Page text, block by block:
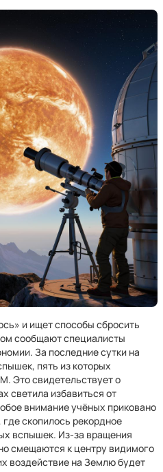
и ищет способы сбросить
сообщают специалисты
За последние сутки на
пять из которых
Это свидетельствует о
светила избавиться от
внимание учёных приковано
скопилось рекордное
вспышек. Из-за вращения
смещаются к центру видимого
воздействие на Землю будет